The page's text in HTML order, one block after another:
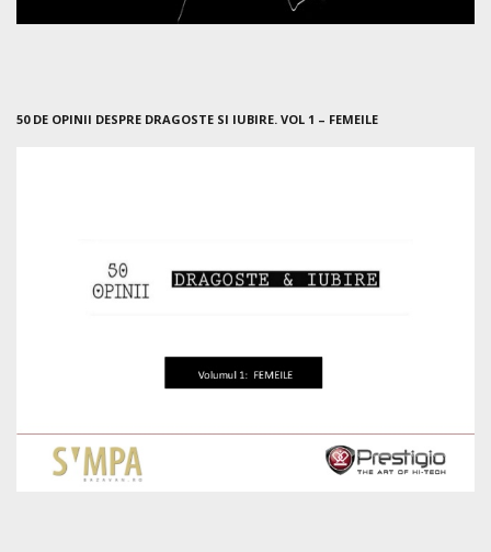
50 DE OPINII DESPRE DRAGOSTE SI IUBIRE. VOL 1 – FEMEILE